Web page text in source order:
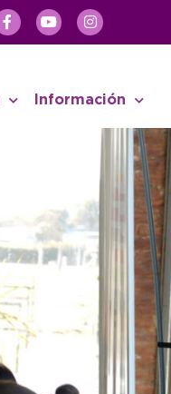
Información